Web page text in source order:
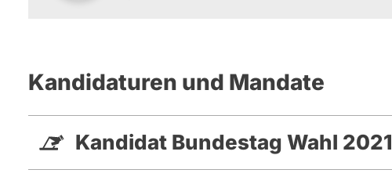
Kandidaturen und Mandate
Kandidat Bundestag Wahl 2021